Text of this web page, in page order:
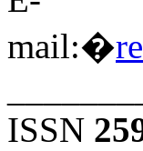
mail:�
ISSN